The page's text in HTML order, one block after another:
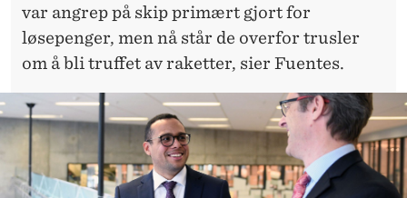
var angrep på skip primært gjort for
løsepenger, men nå står de overfor trusler
om å bli truffet av raketter, sier Fuentes.